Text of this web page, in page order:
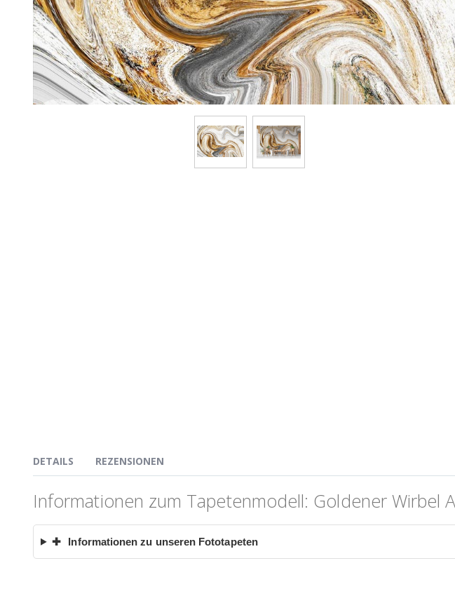
DETAILS
Informationen zum Tapetenmodell: Goldener Wirbel
✚ Informationen zu unseren Fototapeten
REZENSIONEN